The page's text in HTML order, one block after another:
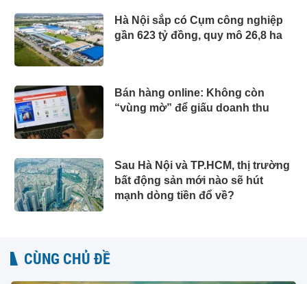
Hà Nội sắp có Cụm công nghiệp
gần 623 tỷ đồng, quy mô 26,8 ha
Bán hàng online: Không còn
“vùng mờ” để giấu doanh thu
Sau Hà Nội và TP.HCM, thị trường
bất động sản mới nào sẽ hút
mạnh dòng tiền đổ về?
CÙNG CHỦ ĐỀ